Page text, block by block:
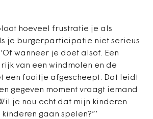
hoeveel frustratie je als
je burgerparticipatie niet serieus
wanneer je doet alsof. Een
van een windmolen en de
een fooitje afgescheept. Dat leidt
gegeven moment vraagt iemand
je nou echt dat mijn kinderen
gaan spelen?”’